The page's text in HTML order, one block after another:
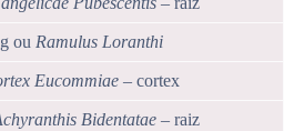
ou Ramulus Loranthi
Eucommiae – cortex
Bidentatae – raiz